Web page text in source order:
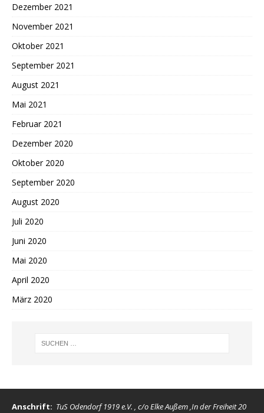
Dezember 2021
November 2021
Oktober 2021
September 2021
August 2021
Mai 2021
Februar 2021
Dezember 2020
Oktober 2020
September 2020
August 2020
Juli 2020
Juni 2020
Mai 2020
April 2020
März 2020
Anschrift: TuS Odendorf 1919 e.V. , c/o Elke Außem ,In der Freiheit 20